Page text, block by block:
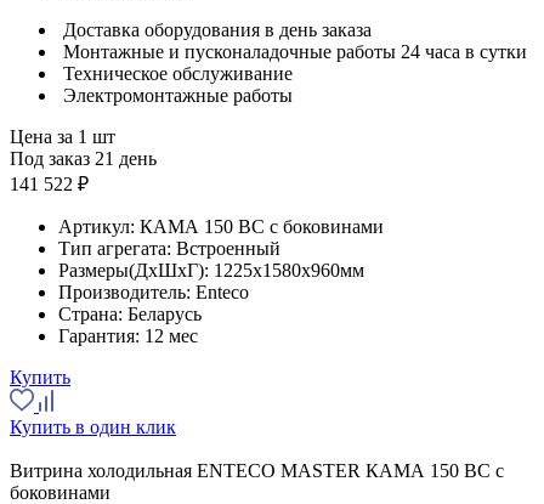
Доставка оборудования в день заказа
Монтажные и пусконаладочные работы 24 часа в сутки
Техническое обслуживание
Электромонтажные работы
Цена за 1 шт
Под заказ 21 день
141 522 ₽
Артикул: КАМА 150 BC с боковинами
Тип агрегата: Встроенный
Размеры(ДхШхГ): 1225x1580x960мм
Производитель: Enteco
Страна: Беларусь
Гарантия: 12 мес
Купить
Купить в один клик
Витрина холодильная ENTECO MASTER КАМА 150 BC с
боковинами